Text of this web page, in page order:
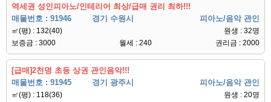
역세권 성인피아노/인테리어 최상/급매 권리 최하!!!
매물번호 : 91946
경기 수원시 피아노/음악 관인
㎡(평) : 132(40)
원생 : 32명
보증금 : 3000
월세 : 240 권리금 : 2000
[급매]2천명 초등 상권 관인음악!!!
매물번호 : 91945
경기 광주시 피아노/음악 관인
㎡(평) : 118(36)
원생 : 20명